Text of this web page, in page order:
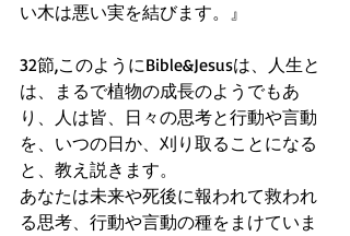
い木は悪い実を結びます。』
32節,このようにBible&Jesusは、人生と
は、まるで植物の成長のようでもあ
り、人は皆、日々の思考と行動や言動
を、いつの日か、刈り取ることになる
と、教え説きます。
あなたは未来や死後に報われて救われ
る思考、行動や言動の種をまけていま